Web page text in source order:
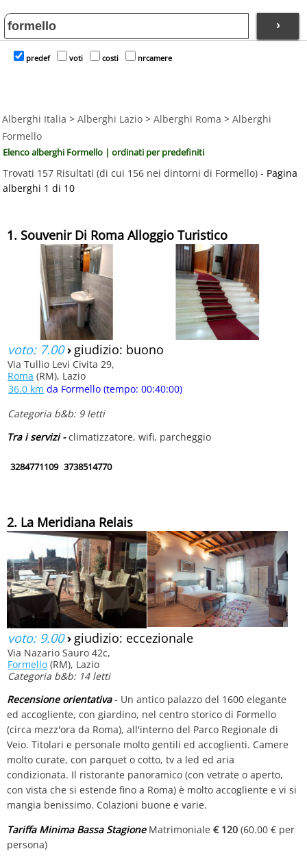
›
predef voti costi nrcamere
Alberghi Italia > Alberghi Lazio > Alberghi Roma > Alberghi
Formello
Elenco alberghi Formello | ordinati per predefiniti
Trovati 157 Risultati (di cui 156 nei dintorni di Formello) - Pagina
alberghi 1 di 10
1. Souvenir Di Roma Alloggio Turistico
voto: 7.00› giudizio: buono
Via Tullio Levi Civita 29,
Roma (RM), Lazio
36.0 km da Formello (tempo: 00:40:00)
Categoria b&b: 9 letti
Tra i servizi -climatizzatore, wifi, parcheggio
3284771109 3738514770
2. La Meridiana Relais
voto: 9.00› giudizio: eccezionale
Via Nazario Sauro 42c,
Formello (RM), Lazio
Categoria b&b: 14 letti
Recensione orientativa- Un antico palazzo del 1600 elegante
ed accogliente, con giardino, nel centro storico di Formello
(circa mezz'ora da Roma), all'interno del Parco Regionale di
Veio. Titolari e personale molto gentili ed accoglienti. Camere
molto curate, con parquet o cotto, tv a led ed aria
condizionata. Il ristorante panoramico (con vetrate o aperto,
con vista che si estende fino a Roma) è molto accogliente e vi si
mangia benissimo. Colazioni buone e varie.
Tariffa Minima Bassa StagioneMatrimoniale € 120 (60.00 € per
persona)